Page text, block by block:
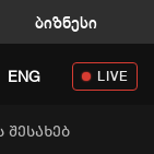
ბიზნესი
navigation
ENG LIVE
შესახებ